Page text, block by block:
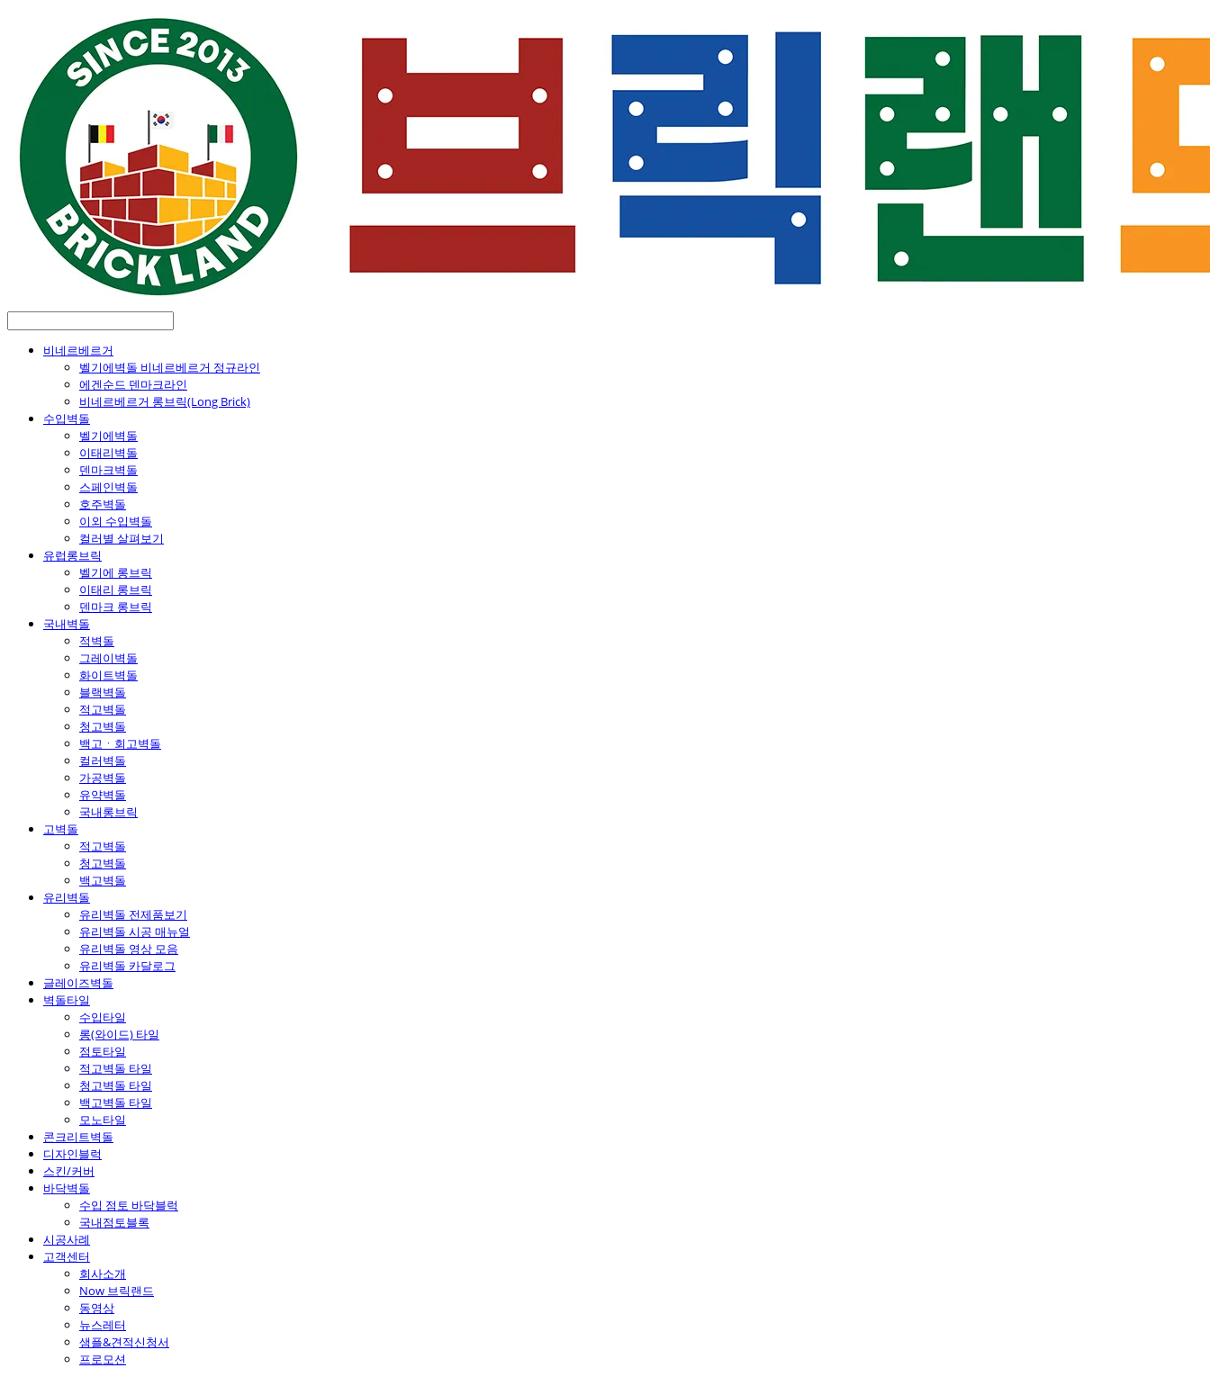
비네르베르거
벨기에벽돌 비네르베르거 정규라인
에겐순드 덴마크라인
비네르베르거 롱브릭(Long Brick)
수입벽돌
벨기에벽돌
이태리벽돌
덴마크벽돌
스페인벽돌
호주벽돌
이외 수입벽돌
컬러별 살펴보기
유럽롱브릭
벨기에 롱브릭
이태리 롱브릭
덴마크 롱브릭
국내벽돌
적벽돌
그레이벽돌
화이트벽돌
블랙벽돌
적고벽돌
청고벽돌
백고ㆍ회고벽돌
컬러벽돌
가공벽돌
유약벽돌
국내롱브릭
고벽돌
적고벽돌
청고벽돌
백고벽돌
유리벽돌
유리벽돌 전제품보기
유리벽돌 시공 매뉴얼
유리벽돌 영상 모음
유리벽돌 카달로그
글레이즈벽돌
벽돌타일
수입타일
롱(와이드) 타일
점토타일
적고벽돌 타일
청고벽돌 타일
백고벽돌 타일
모노타일
콘크리트벽돌
디자인블럭
스킨/커버
바닥벽돌
수입 점토 바닥블럭
국내점토블록
시공사례
고객센터
회사소개
Now 브릭랜드
동영상
뉴스레터
샘플&견적신청서
프로모션